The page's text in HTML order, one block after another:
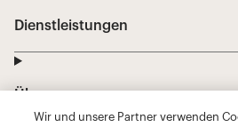
Wir und unsere Partner verwenden